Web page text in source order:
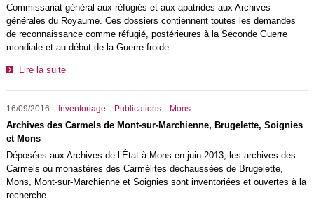
Commissariat général aux réfugiés et aux apatrides aux Archives
générales du Royaume. Ces dossiers contiennent toutes les demandes
de reconnaissance comme réfugié, postérieures à la Seconde Guerre
mondiale et au début de la Guerre froide.
Lire la suite
16/09/2016 - Inventoriage - Publications- Mons
Archives des Carmels de Mont-sur-Marchienne, Brugelette, Soignies
et Mons
Déposées aux Archives de l’État à Mons en juin 2013, les archives des
Carmels ou monastères des Carmélites déchaussées de Brugelette,
Mons, Mont-sur-Marchienne et Soignies sont inventoriées et ouvertes à la
recherche.